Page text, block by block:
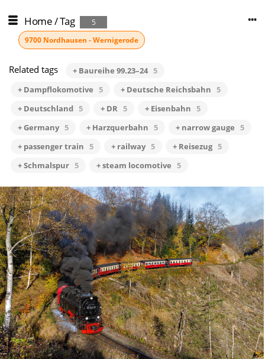
Home/Tag
5
9700 Nordhausen - Wernigerode
Related tags + Baureihe 99.23–24 5
+ Dampflokomotive 5 + Deutsche Reichsbahn 5
+ Deutschland 5 + DR 5 + Eisenbahn 5
+ Germany 5 + Harzquerbahn 5 + narrow gauge 5
+ passenger train 5 + railway 5 + Reisezug 5
+ Schmalspur 5 + steam locomotive 5